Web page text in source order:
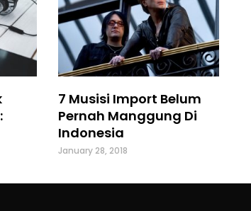
7 Musisi Import Belum
Pernah Manggung Di
Indonesia
January 28, 2018